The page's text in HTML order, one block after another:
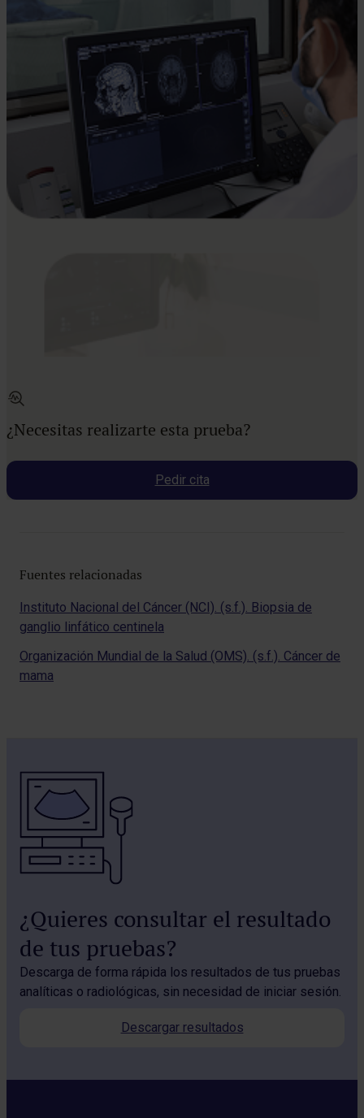
¿Necesitas realizarte esta prueba?
Pedir cita
Fuentes relacionadas
Instituto Nacional del Cáncer (NCI). (s.f.). Biopsia de
ganglio linfático centinela
Organización Mundial de la Salud (OMS). (s.f.). Cáncer de
mama
¿Quieres consultar el resultado
de tus pruebas?
Descarga de forma rápida los resultados de tus pruebas
analíticas o radiológicas, sin necesidad de iniciar sesión.
Descargar resultados